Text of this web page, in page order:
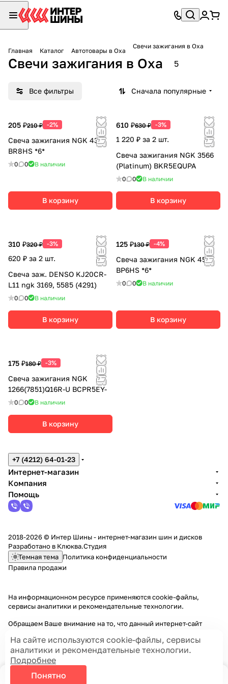
Главная Каталог Автотовары в Оха
Свечи зажигания в Оха
Свечи зажигания в Оха 5
Все фильтры Сначала популярные
205 ₽210 ₽ -2%
Свеча зажигания NGK 4322
BR8HS *6*
0 0 В наличии
В корзину
610 ₽630 ₽ -3%
1 220 ₽ за 2 шт.
Свеча зажигания NGK 3566
(Platinum) BKR5EQUPA
0 0 В наличии
В корзину
310 ₽320 ₽ -3%
620 ₽ за 2 шт.
Свеча заж. DENSO KJ20CR-
L11 ngk 3169, 5585 (4291)
0 0 В наличии
В корзину
125 ₽130 ₽ -4%
Свеча зажигания NGK 4511
BP6HS *6*
0 0 В наличии
В корзину
175 ₽180 ₽ -3%
Свеча зажигания NGK
1266(7851)Q16R-U BCPR5EY-
0 0 В наличии
В корзину
+7 (4212) 64-01-23
Интернет-магазин
Компания
Помощь
2018-2026 © Интер Шины - интернет-магазин шин и дисков
Разработано в Клюква.Студия
Темная тема Политика конфиденциальности
Правила продажи
На информационном ресурсе применяютсяcookie-файлы,
сервисы аналитики и рекомендательные технологии.
Обращаем Ваше внимание на то, что данный интернет-сайт
условиях информационные материалы и цены, размещенные на
сайте, не являются публичной офертой, определяемой
положениями Статей 435 и 437 Гражданского кодекса РФ.
На сайте используются cookie-файлы, сервисы
аналитики и рекомендательные технологии.
Подробнее
Понятно